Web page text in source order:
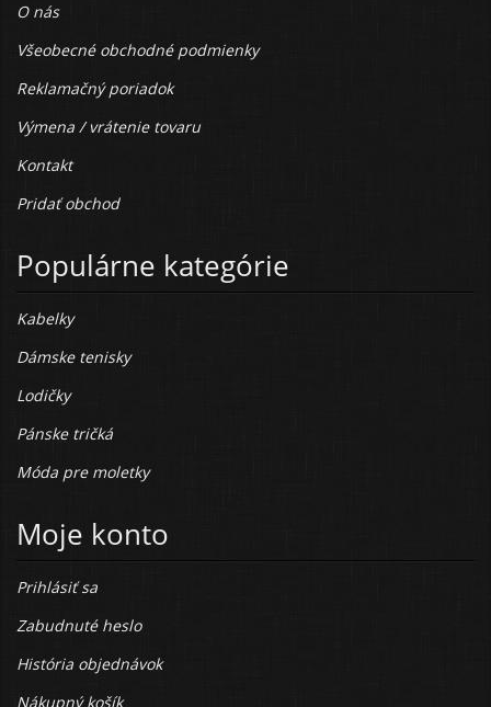
O nás
Všeobecné obchodné podmienky
Reklamačný poriadok
Výmena / vrátenie tovaru
Kontakt
Pridať obchod
Populárne kategórie
Kabelky
Dámske tenisky
Lodičky
Pánske tričká
Móda pre moletky
Moje konto
Prihlásiť sa
Zabudnuté heslo
História objednávok
Nákupný košík